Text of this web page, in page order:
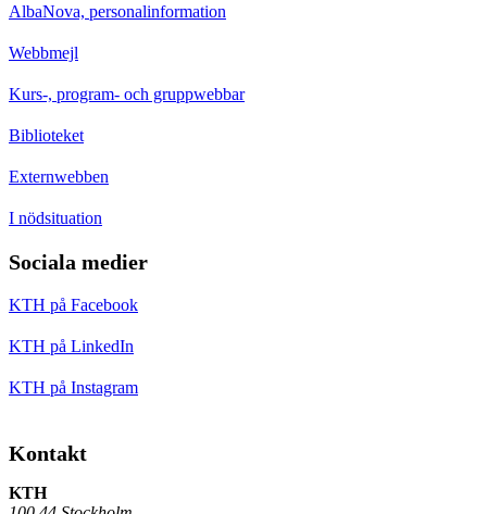
AlbaNova, personalinformation
Webbmejl
Kurs-, program- och gruppwebbar
Biblioteket
Externwebben
I nödsituation
Sociala medier
KTH på Facebook
KTH på LinkedIn
KTH på Instagram
Kontakt
KTH